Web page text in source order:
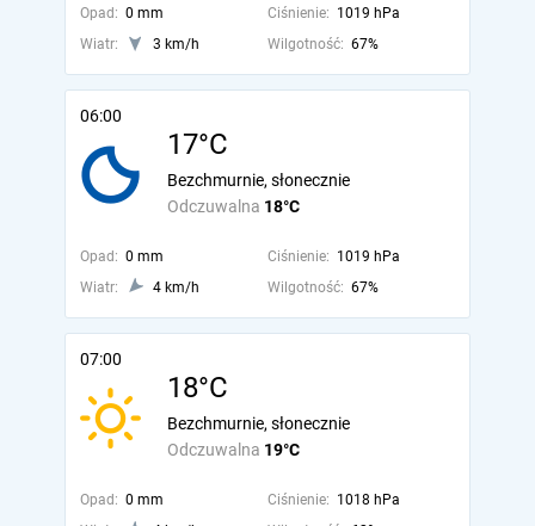
Opad: 0 mm Ciśnienie: 1019 hPa
Wiatr:
3 km/h Wilgotność: 67%
06:00
17°C
Odczuwalna 18°C
Bezchmurnie, słonecznie
Opad: 0 mm Ciśnienie: 1019 hPa
Wiatr:
4 km/h Wilgotność: 67%
07:00
18°C
Odczuwalna 19°C
Bezchmurnie, słonecznie
Opad: 0 mm Ciśnienie: 1018 hPa